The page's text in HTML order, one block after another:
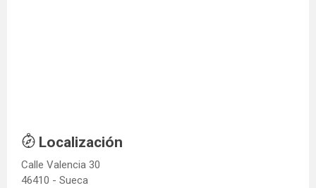
Localización
Calle Valencia 30
46410 - Sueca